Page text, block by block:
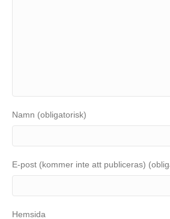
Namn (obligatorisk)
E-post (kommer inte att publiceras)
Hemsida